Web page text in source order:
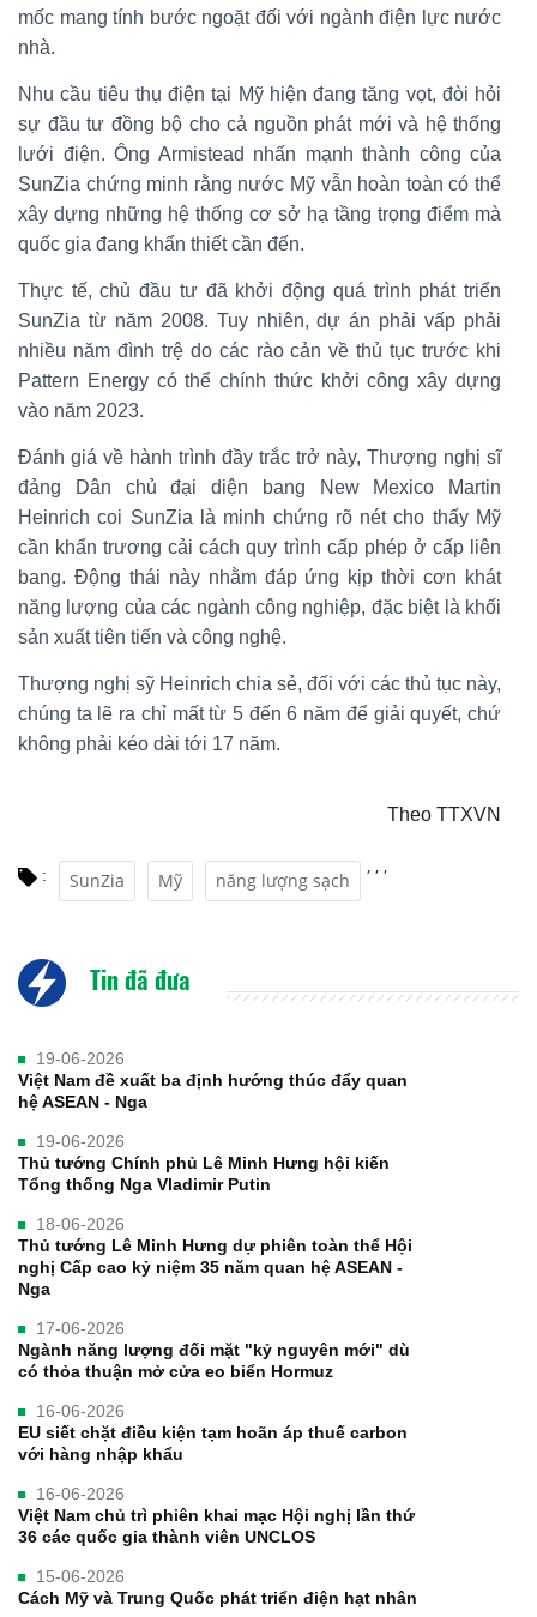
mốc mang tính bước ngoặt đối với ngành điện lực nước
nhà.
Nhu cầu tiêu thụ điện tại Mỹ hiện đang tăng vọt, đòi hỏi
sự đầu tư đồng bộ cho cả nguồn phát mới và hệ thống
lưới điện. Ông Armistead nhấn mạnh thành công của
SunZia chứng minh rằng nước Mỹ vẫn hoàn toàn có thể
xây dựng những hệ thống cơ sở hạ tầng trọng điểm mà
quốc gia đang khẩn thiết cần đến.
Thực tế, chủ đầu tư đã khởi động quá trình phát triển
SunZia từ năm 2008. Tuy nhiên, dự án phải vấp phải
nhiều năm đình trệ do các rào cản về thủ tục trước khi
Pattern Energy có thể chính thức khởi công xây dựng
vào năm 2023.
Đánh giá về hành trình đầy trắc trở này, Thượng nghị sĩ
đảng Dân chủ đại diện bang New Mexico Martin
Heinrich coi SunZia là minh chứng rõ nét cho thấy Mỹ
cần khẩn trương cải cách quy trình cấp phép ở cấp liên
bang. Động thái này nhằm đáp ứng kịp thời cơn khát
năng lượng của các ngành công nghiệp, đặc biệt là khối
sản xuất tiên tiến và công nghệ.
Thượng nghị sỹ Heinrich chia sẻ, đối với các thủ tục này,
chúng ta lẽ ra chỉ mất từ 5 đến 6 năm để giải quyết, chứ
không phải kéo dài tới 17 năm.
Theo TTXVN
: SunZia
,
Mỹ
,
năng lượng sạch
,
Tin đã đưa
19-06-2026
Việt Nam đề xuất ba định hướng thúc đẩy quan
hệ ASEAN - Nga
19-06-2026
Thủ tướng Chính phủ Lê Minh Hưng hội kiến
Tổng thống Nga Vladimir Putin
18-06-2026
Thủ tướng Lê Minh Hưng dự phiên toàn thể Hội
nghị Cấp cao kỷ niệm 35 năm quan hệ ASEAN -
Nga
17-06-2026
Ngành năng lượng đối mặt "kỷ nguyên mới" dù
có thỏa thuận mở cửa eo biển Hormuz
16-06-2026
EU siết chặt điều kiện tạm hoãn áp thuế carbon
với hàng nhập khẩu
16-06-2026
Việt Nam chủ trì phiên khai mạc Hội nghị lần thứ
36 các quốc gia thành viên UNCLOS
15-06-2026
Cách Mỹ và Trung Quốc phát triển điện hạt nhân